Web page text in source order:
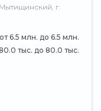
г.
от 6.5 млн. до 6.5 млн.
тыс. до 80.0 тыс.